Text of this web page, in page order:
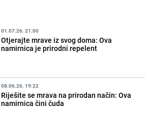
01.07.26. 21:00
Otjerajte mrave iz svog doma: Ova
namirnica je prirodni repelent
08.06.26. 19:22
Riješite se mrava na prirodan način: Ova
namirnica čini čuda